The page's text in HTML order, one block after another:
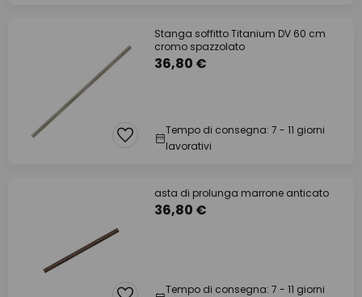
Stanga soffitto Titanium DV 60 cm
cromo spazzolato
36,80 €
Tempo di consegna: 7 - 11 giorni
lavorativi
asta di prolunga marrone anticato
36,80 €
Tempo di consegna: 7 - 11 giorni